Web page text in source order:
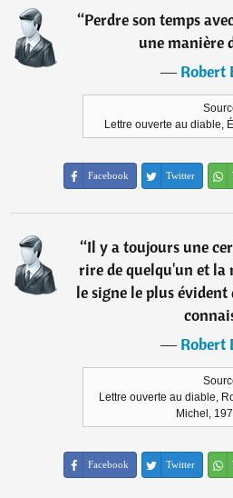
“Perdre son temps
une manière
―Robert
Lettre ouverte au diable,
Facebook Twitter
“Il y a toujours une
rire de quelqu'un et la
le signe le plus
―Robert
Lettre ouverte au diable,
Michel,
Facebook Twitter